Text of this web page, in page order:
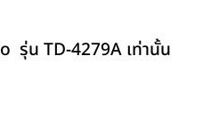
รุ่น TD-4279A เท่านั้น